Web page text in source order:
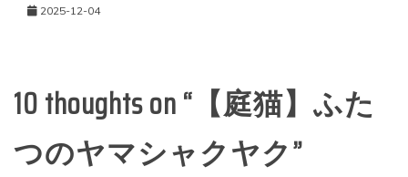
2025-12-04
10 thoughts on “ 【庭猫】ふた
つのヤマシャクヤク”